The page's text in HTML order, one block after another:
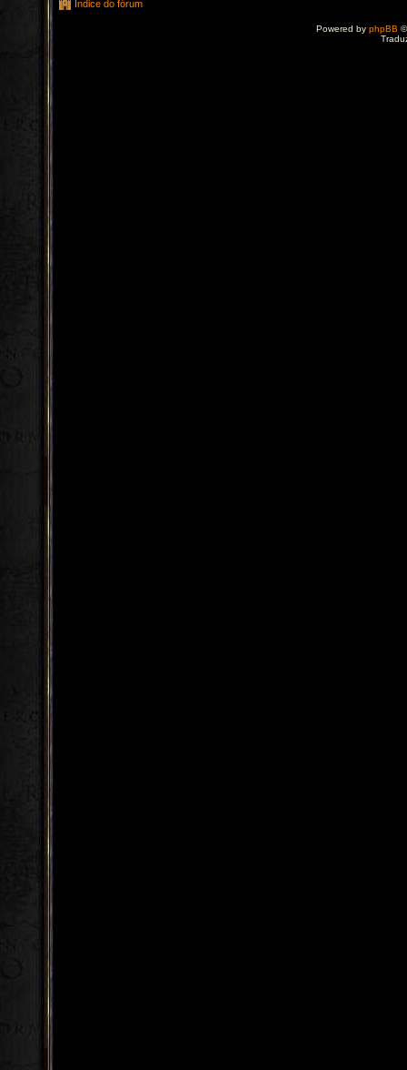
Índice do fórum
Powered by phpBB